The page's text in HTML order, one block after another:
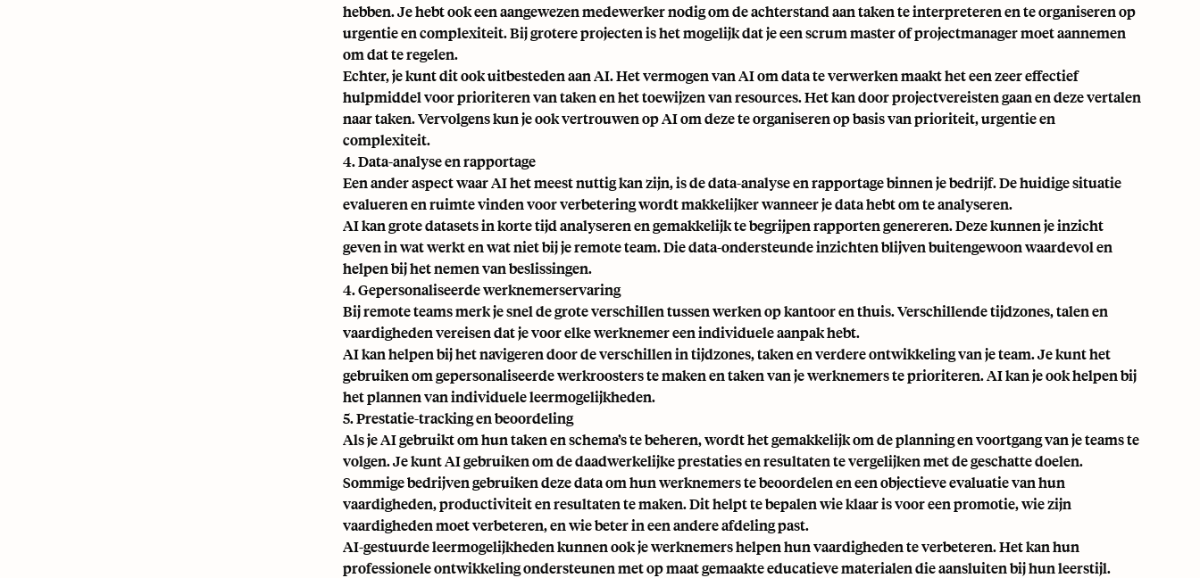
hebben. Je hebt ook een aangewezen medewerker nodig om de achterstand aan taken te interpreteren en te organiseren op
urgentie en complexiteit. Bij grotere projecten is het mogelijk dat je een scrum master of projectmanager moet aannemen
om dat te regelen.
Echter, je kunt dit ook uitbesteden aan AI. Het vermogen van AI om data te verwerken maakt het een zeer effectief
hulpmiddel voor prioriteren van taken en het toewijzen van resources. Het kan door projectvereisten gaan en deze vertalen
naar taken. Vervolgens kun je ook vertrouwen op AI om deze te organiseren op basis van prioriteit, urgentie en
complexiteit.
4. Data-analyse en rapportage
Een ander aspect waar AI het meest nuttig kan zijn, is de data-analyse en rapportage binnen je bedrijf. De huidige situatie
evalueren en ruimte vinden voor verbetering wordt makkelijker wanneer je data hebt om te analyseren.
AI kan grote datasets in korte tijd analyseren en gemakkelijk te begrijpen rapporten genereren. Deze kunnen je inzicht
geven in wat werkt en wat niet bij je remote team. Die data-ondersteunde inzichten blijven buitengewoon waardevol en
helpen bij het nemen van beslissingen.
4. Gepersonaliseerde werknemerservaring
Bij remote teams merk je snel de grote verschillen tussen werken op kantoor en thuis. Verschillende tijdzones, talen en
vaardigheden vereisen dat je voor elke werknemer een individuele aanpak hebt.
AI kan helpen bij het navigeren door de verschillen in tijdzones, taken en verdere ontwikkeling van je team. Je kunt het
gebruiken om gepersonaliseerde werkroosters te maken en taken van je werknemers te prioriteren. AI kan je ook helpen bij
het plannen vanindividuele leermogelijkheden.
5. Prestatie-tracking en beoordeling
Als je AI gebruikt om hun taken en schema’s te beheren, wordt het gemakkelijk om de planning en voortgang van je teams te
volgen. Je kunt AI gebruiken om de daadwerkelijke prestaties en resultaten te vergelijken met de geschatte doelen.
Sommige bedrijven gebruiken deze data om hun werknemers te beoordelen en een objectieve evaluatie van hun
vaardigheden, productiviteit en resultaten te maken. Dit helpt te bepalen wie klaar is voor een promotie, wie zijn
vaardigheden moet verbeteren, en wie beter in een andere afdeling past.
AI-gestuurde leermogelijkheden kunnen ook je werknemers helpen hun vaardigheden te verbeteren. Het kan hun
professionele ontwikkeling ondersteunen met op maat gemaakte educatieve materialen die aansluiten bij hun leerstijl.